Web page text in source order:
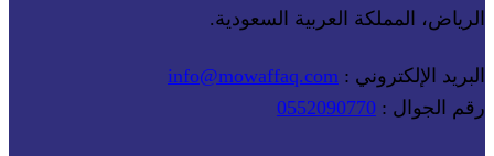
الرياض، المملكة العربية السعودية.
البريد الإلكتروني : info@mowaffaq.com
رقم الجوال : 0552090770